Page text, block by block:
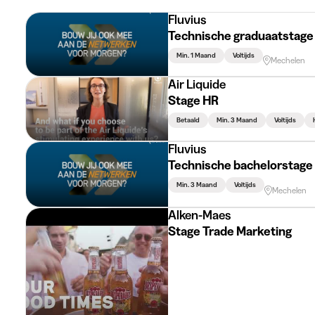
Fluvius
Technische graduaatstage
Min. 1 Maand Voltijds
Mechelen
Air Liquide
Stage HR
Betaald Min. 3 Maand Voltijds
Fluvius
Technische bachelorstage
Min. 3 Maand Voltijds
Mechelen
Alken-Maes
Stage Trade Marketing